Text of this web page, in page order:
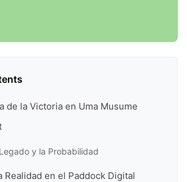
de la Victoria en Uma Musume
y la Probabilidad
Realidad en el Paddock Digital